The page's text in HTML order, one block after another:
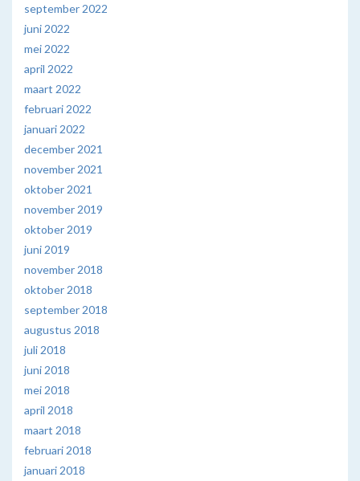
september 2022
juni 2022
mei 2022
april 2022
maart 2022
februari 2022
januari 2022
december 2021
november 2021
oktober 2021
november 2019
oktober 2019
juni 2019
november 2018
oktober 2018
september 2018
augustus 2018
juli 2018
juni 2018
mei 2018
april 2018
maart 2018
februari 2018
januari 2018